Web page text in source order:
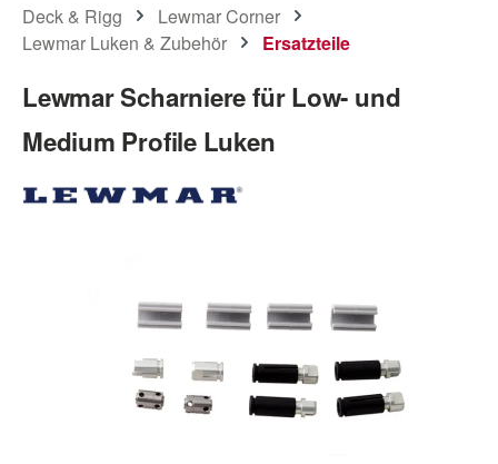
Deck & Rigg
Lewmar Corner
Lewmar Luken & Zubehör
Ersatzteile
Lewmar Scharniere für Low- und
Medium Profile Luken